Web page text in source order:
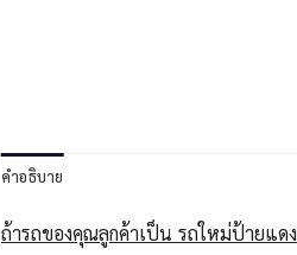
คำอธิบาย
ถ้ารถของคุณลูกค้าเป็น รถใหม่ป้ายแดง